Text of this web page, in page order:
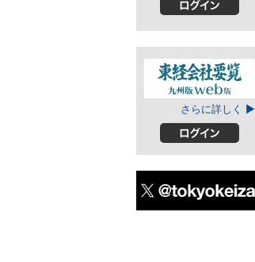
東経会社要覧web
さらに詳しく ▶
ログイン